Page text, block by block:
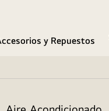
y Repuestos